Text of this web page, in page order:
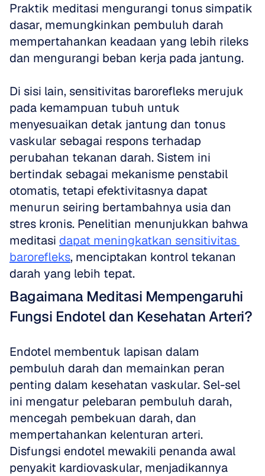
Praktik meditasi mengurangi tonus simpatik
dasar, memungkinkan pembuluh darah
mempertahankan keadaan yang lebih rileks
dan mengurangi beban kerja pada jantung.
Di sisi lain, sensitivitas barorefleks merujuk
pada kemampuan tubuh untuk
menyesuaikan detak jantung dan tonus
vaskular sebagai respons terhadap
perubahan tekanan darah. Sistem ini
bertindak sebagai mekanisme penstabil
otomatis, tetapi efektivitasnya dapat
menurun seiring bertambahnya usia dan
stres kronis. Penelitian menunjukkan bahwa
meditasi dapat meningkatkan sensitivitas
barorefleks, menciptakan kontrol tekanan
darah yang lebih tepat.
Bagaimana Meditasi Mempengaruhi
Fungsi Endotel dan Kesehatan Arteri?
Endotel membentuk lapisan dalam
pembuluh darah dan memainkan peran
penting dalam kesehatan vaskular. Sel-sel
ini mengatur pelebaran pembuluh darah,
mencegah pembekuan darah, dan
mempertahankan kelenturan arteri.
Disfungsi endotel mewakili penanda awal
penyakit kardiovaskular, menjadikannya